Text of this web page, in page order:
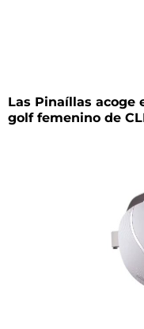
Las Pinaíllas acoge
golf femenino de